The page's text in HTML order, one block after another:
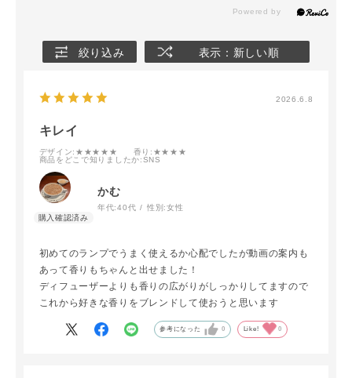
絞り込み 表示：新しい順
2026.6.8
キレイ
デザイン:★★★★★ 香り :★★★★
商品をどこで知りましたか:SNS
かむ
年代:40代 性別:女性
初めてのランプでうまく使えるか心配でしたが動画の案内も
あって香りもちゃんと出せました！
ディフューザーよりも香りの広がりがしっかりしてますので
これから好きな香りをブレンドして使おうと思います
参考になった 0 Like! 0